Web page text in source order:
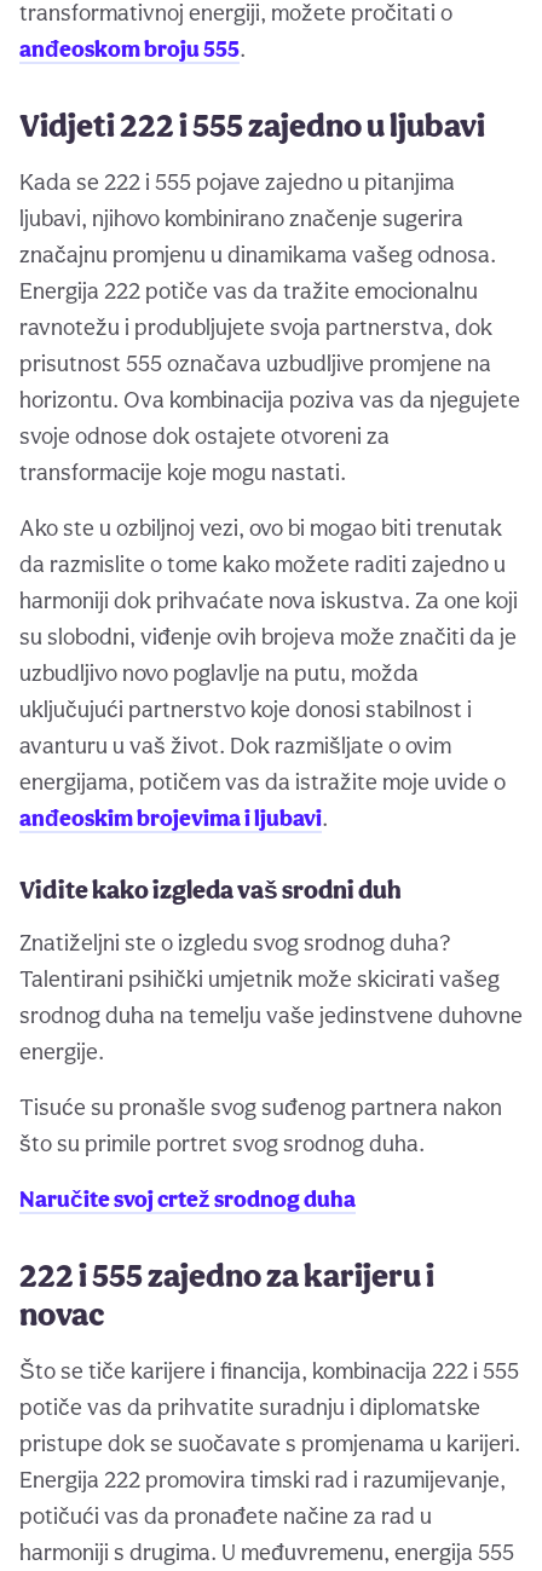
transformativnoj energiji, možete pročitati o
anđeoskom broju 555.
Vidjeti 222 i 555 zajedno u ljubavi
Kada se 222 i 555 pojave zajedno u pitanjima
ljubavi, njihovo kombinirano značenje sugerira
značajnu promjenu u dinamikama vašeg odnosa.
Energija 222 potiče vas da tražite emocionalnu
ravnotežu i produbljujete svoja partnerstva, dok
prisutnost 555 označava uzbudljive promjene na
horizontu. Ova kombinacija poziva vas da njegujete
svoje odnose dok ostajete otvoreni za
transformacije koje mogu nastati.
Ako ste u ozbiljnoj vezi, ovo bi mogao biti trenutak
da razmislite o tome kako možete raditi zajedno u
harmoniji dok prihvaćate nova iskustva. Za one koji
su slobodni, viđenje ovih brojeva može značiti da je
uzbudljivo novo poglavlje na putu, možda
uključujući partnerstvo koje donosi stabilnost i
avanturu u vaš život. Dok razmišljate o ovim
energijama, potičem vas da istražite moje uvide o
anđeoskim brojevima i ljubavi.
Vidite kako izgleda vaš srodni duh
Znatiželjni ste o izgledu svog srodnog duha?
Talentirani psihički umjetnik može skicirati vašeg
srodnog duha na temelju vaše jedinstvene duhovne
energije.
Tisuće su pronašle svog suđenog partnera nakon
što su primile portret svog srodnog duha.
Naručite svoj crtež srodnog duha
222 i 555 zajedno za karijeru i
novac
Što se tiče karijere i financija, kombinacija 222 i 555
potiče vas da prihvatite suradnju i diplomatske
pristupe dok se suočavate s promjenama u karijeri.
Energija 222 promovira timski rad i razumijevanje,
potičući vas da pronađete načine za rad u
harmoniji s drugima. U međuvremenu, energija 555